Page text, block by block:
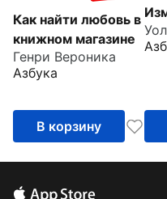
Как найти любовь в
книжном магазине
Генри Вероника
Азбука
В корзину